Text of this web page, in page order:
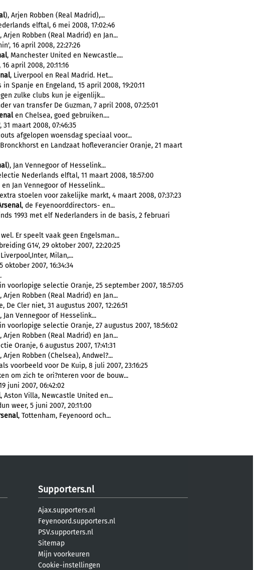
), Arjen Robben (Real Madrid),...
elftal, 6 mei 2008, 17:02:46
Arjen Robben (Real Madrid) en Jan...
16 april 2008, 22:27:26
, Manchester United en Newcastle....
april 2008, 20:11:16
, Liverpool en Real Madrid. Het...
Spanje en Engeland, 15 april 2008, 19:20:11
zulke clubs kun je eigenlijk...
van transfer De Guzman, 7 april 2008, 07:25:01
en Chelsea, goed gebruiken....
maart 2008, 07:46:35
afgelopen woensdag speciaal voor...
en Landzaat hofleverancier Oranje, 21 maart
), Jan Vennegoor of Hesselink...
Nederlands elftal, 11 maart 2008, 18:57:00
en Jan Vennegoor of Hesselink...
stoelen voor zakelijke markt, 4 maart 2008, 07:37:23
, de Feyenoorddirectors- en...
1993 met elf Nederlanders in de basis, 2 februari
Er speelt vaak geen Engelsman...
G14', 29 oktober 2007, 22:20:25
Milan,...
2007, 16:34:34
voorlopige selectie Oranje, 25 september 2007, 18:57:05
Arjen Robben (Real Madrid) en Jan...
Cler niet, 31 augustus 2007, 12:26:51
Jan Vennegoor of Hesselink...
voorlopige selectie Oranje, 27 augustus 2007, 18:56:02
Arjen Robben (Real Madrid) en Jan...
Oranje, 6 augustus 2007, 17:41:31
Arjen Robben (Chelsea), Andwel?...
voorbeeld voor De Kuip, 8 juli 2007, 23:16:25
om zich te ori?nteren voor de bouw...
juni 2007, 06:42:02
, Aston Villa, Newcastle United en...
weer, 5 juni 2007, 20:11:00
, Tottenham, Feyenoord och...
Supporters.nl
Ajax.supporters.nl
Feyenoord.supporters.nl
PSV.supporters.nl
Sitemap
Mijn voorkeuren
Cookie-instellingen